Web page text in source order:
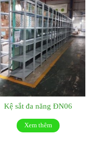
Kệ sắt đa năng ĐN06
Xem thêm